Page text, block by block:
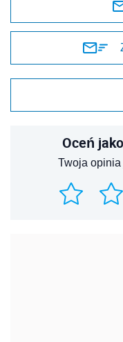
Oceń
Twoja